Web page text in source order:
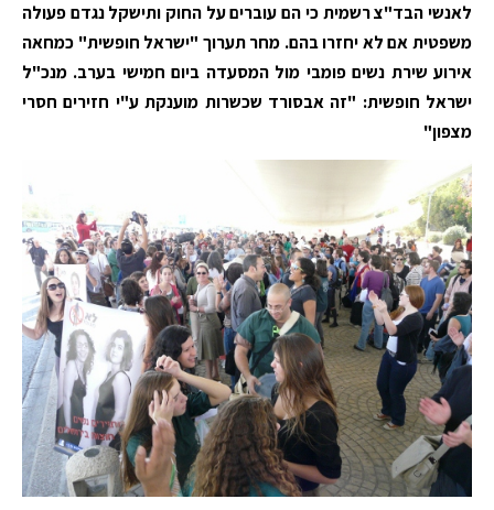
לאנשי הבד"צ רשמית כי הם עוברים על החוק ותישקל נגדם פעולה
משפטית אם לא יחזרו בהם. מחר תערוך "ישראל חופשית" כמחאה
אירוע שירת נשים פומבי מול המסעדה ביום חמישי בערב. מנכ"ל
ישראל חופשית: "זה אבסורד שכשרות מוענקת ע"י חזירים חסרי
מצפון"